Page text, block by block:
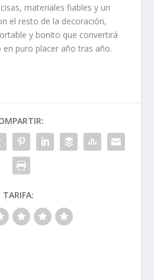
materiales fiables y un
el resto de la decoración,
y bonito que convertirá
puro placer año tras año.
TARIFA: